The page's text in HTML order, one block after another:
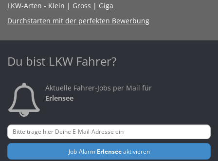
LKW-Arten - Klein | Gross | Giga
Durchstarten mit der perfekten Bewerbung
Du bist LKW Fahrer?
Aktuelle Fahrer-Jobs per Mail für
Erlensee
Job-Alarm Erlenseeaktivieren